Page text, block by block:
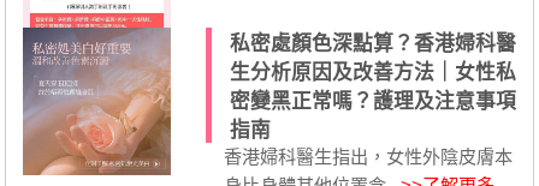
私密處顏色深點算？香港婦科醫
生分析原因及改善方法｜女性私
密變黑正常嗎？護理及注意事項
指南
香港婦科醫生指出，女性外陰皮膚本